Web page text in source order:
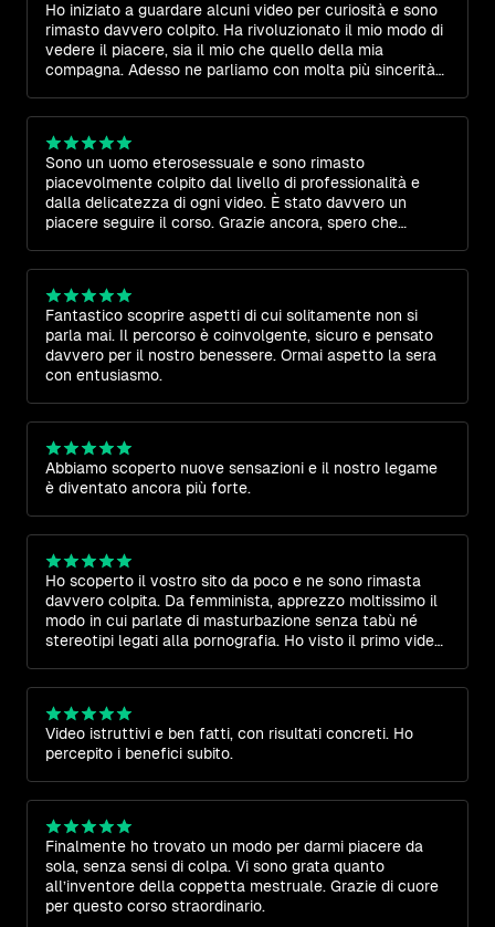
Ho iniziato a guardare alcuni video per curiosità e sono
rimasto davvero colpito. Ha rivoluzionato il mio modo di
vedere il piacere, sia il mio che quello della mia
compagna. Adesso ne parliamo con molta più sincerità
Sono un uomo eterosessuale e sono rimasto
piacevolmente colpito dal livello di professionalità e
dalla delicatezza di ogni video. È stato davvero un
piacere seguire il corso. Grazie ancora, spero che
Fantastico scoprire aspetti di cui solitamente non si
parla mai. Il percorso è coinvolgente, sicuro e pensato
davvero per il nostro benessere. Ormai aspetto la sera
con entusiasmo.
Abbiamo scoperto nuove sensazioni e il nostro legame
è diventato ancora più forte.
Ho scoperto il vostro sito da poco e ne sono rimasta
davvero colpita. Da femminista, apprezzo moltissimo il
modo in cui parlate di masturbazione senza tabù né
stereotipi legati alla pornografia. Ho visto il primo video
Video istruttivi e ben fatti, con risultati concreti. Ho
percepito i benefici subito.
Finalmente ho trovato un modo per darmi piacere da
sola, senza sensi di colpa. Vi sono grata quanto
all’inventore della coppetta mestruale. Grazie di cuore
per questo corso straordinario.